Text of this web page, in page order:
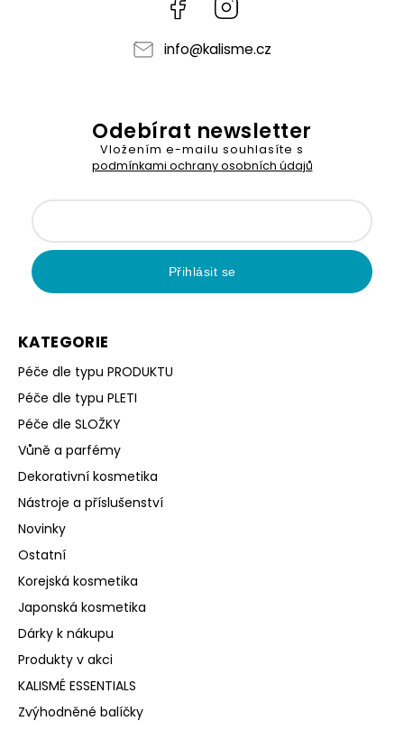
info@kalisme.cz
KATEGORIE
Péče dle typu PRODUKTU
Péče dle typu PLETI
Péče dle SLOŽKY
Vůně a parfémy
Dekorativní kosmetika
Nástroje a příslušenství
Novinky
Ostatní
Korejská kosmetika
Japonská kosmetika
Dárky k nákupu
Produkty v akci
KALISMÉ ESSENTIALS
Zvýhodněné balíčky
Odebírat newsletter
Vložením e-mailu souhlasíte s
podmínkami ochrany osobních údajů
Přihlásit se